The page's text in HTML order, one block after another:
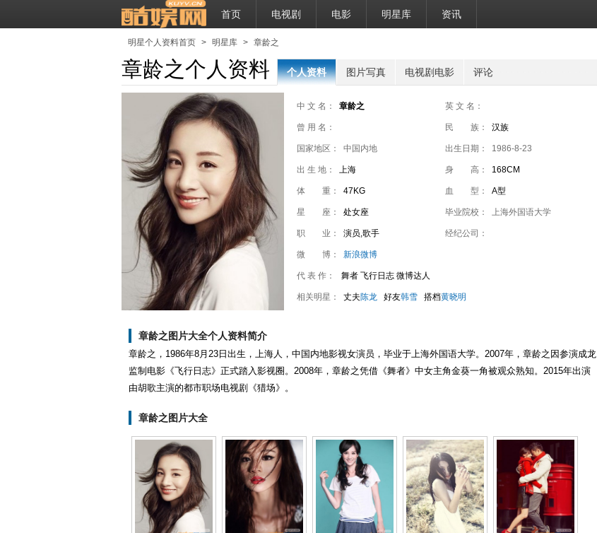
首页 电视剧 电影 明星库 资讯
明星个人资料首页 > 明星库 > 章龄之
章龄之个人资料 个人资料 图片写真 电视剧电影 评论
中 文 名： 章龄之 英 文 名：
曾 用 名： 民 族： 汉族
国家地区： 中国内地 出生日期： 1986-8-23
出 生 地： 上海 身 高： 168CM
体 重： 47KG 血 型： A型
星 座： 处女座 毕业院校： 上海外国语大学
职 业： 演员,歌手 经纪公司：
微 博： 新浪微博
代 表 作： 舞者 飞行日志 微博达人
相关明星： 丈夫陈龙 好友韩雪 搭档黄晓明
章龄之图片大全个人资料简介
章龄之，1986年8月23日出生，上海人，中国内地影视女演员，毕业于上海外国语大学。2007年，章龄之因参演成龙
监制电影《飞行日志》正式踏入影视圈。2008年，章龄之凭借《舞者》中女主角金葵一角被观众熟知。2015年出演
由胡歌主演的都市职场电视剧《猎场》。
章龄之图片大全